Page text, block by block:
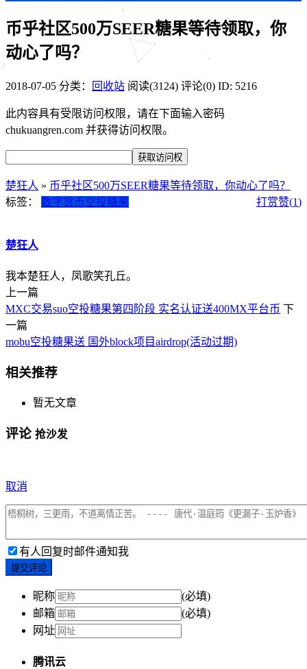
币乎社区500万SEER糖果等待领取，你
动心了吗？
2018-07-05 分类： 回收站 阅读(3124) 评论(0) ID: 5216
此内容具有受限访问权限，请在下面输入密码
chukuangren.com 并获得访问权限。
楚狂人 » 币乎社区500万SEER糖果等待领取，你动心了吗？
打赏赞(1)
标签： 数字货币空投糖果
楚狂人
我本楚狂人，凤歌笑孔丘。
上一篇
MXC交易suo空投糖果第四阶段 实名认证送400MX平台币 下
一篇
mobu空投糖果送 国外block项目airdrop(活动过期)
相关推荐
暂无文章
评论 抢沙发
取消
有人回复时邮件通知我
提交评论
昵称
(必填)
邮箱
(必填)
网址
腾讯云